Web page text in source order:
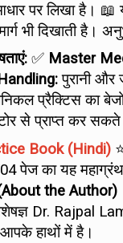
पर लिखा है। 📖
भी दिखाती है।
✅ Master
पुरानी और
प्रैक्टिस का
से प्राप्त कर
Book (Hindi)
पेज का यह
the Author)
Dr. Rajpal
हाथों में है।